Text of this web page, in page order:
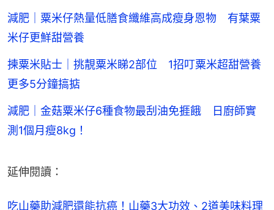
減肥｜粟米仔熱量低膳食纖維高成瘦身恩物 有葉粟
米仔更鮮甜營養
揀粟米貼士｜挑靚粟米睇2部位 1招叮粟米超甜營養
更多5分鐘搞掂
減肥｜金菇粟米仔6種食物最刮油免捱餓 日廚師實
測1個月瘦8kg！
延伸閱讀：
吃山藥助減肥還能抗癌！山藥3大功效、2道美味料理